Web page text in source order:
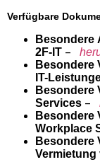
Verfügbare
Besondere
2F-IT –
Besondere
IT-
Besondere
Services –
Besondere
Workplace
Besondere